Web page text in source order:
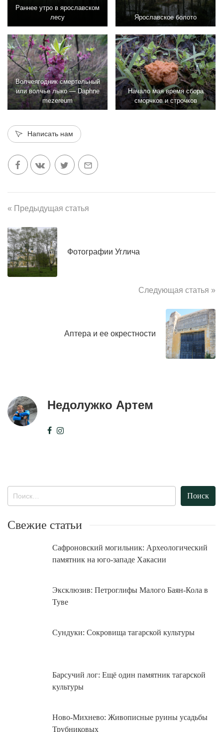
Раннее утро в ярославском
лесу
Ярославское болото
Волчеягодник смертельный
или волчье лыко — Daphne
mezereum
Начало мая время сбора
сморчков и строчков
Написать нам
« Предыдущая статья
Фотографии Углича
Следующая статья »
Аптера и ее окрестности
Недолужко Артем
Свежие статьи
Сафроновский могильник: Археологический
памятник на юго-западе Хакасии
Эксклюзив: Петроглифы Малого Баян-Кола в
Туве
Сундуки: Сокровища тагарской культуры
Барсучий лог: Ещё один памятник тагарской
культуры
Ново-Михнево: Живописные руины усадьбы
Трубниковых